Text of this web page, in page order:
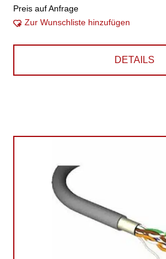
Preis auf Anfrage
Zur Wunschliste hinzufügen
DETAILS